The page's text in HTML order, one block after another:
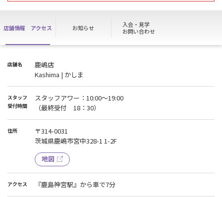
店舗情報 アクセス お知らせ
入会・見学
お問い合わせ
店舗名
鹿嶋店
Kashima | かしま
スタッフ
受付時間
スタッフアワー：10:00～19:00
（最終受付 18：30）
住所
〒314-0031
茨城県鹿嶋市宮中328-1 1-2F
地図
アクセス 『鹿島神宮駅』から車で7分